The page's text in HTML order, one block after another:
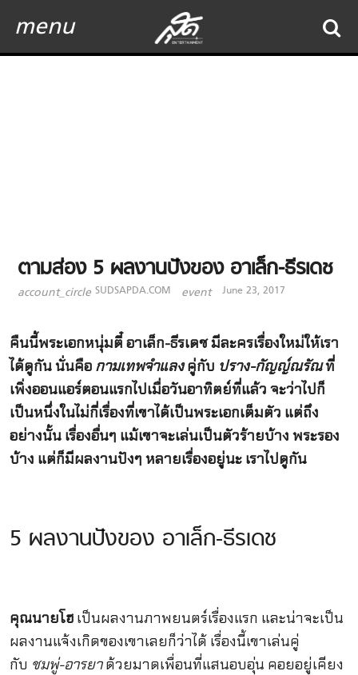
menu
ตามส่อง 5 ผลงานปังของ อาเล็ก-ธีรเดช
account_circle SUDSAPDA.COM event June 23, 2017
คืนนี้พระเอกหนุ่มตี๋ อาเล็ก-ธีรเดช มีละครเรื่องใหม่ให้เรา
ได้ดูกัน นั่นคือ กามเทพจำแลงคู่กับ ปราง-กัญญ์ณรัณที่
เพิ่งออนแอร์ตอนแรกไปเมื่อวันอาทิตย์ที่แล้ว จะว่าไปก็
เป็นหนึ่งในไม่กี่เรื่องที่เขาได้เป็นพระเอกเต็มตัว แต่ถึง
อย่างนั้น เรื่องอื่นๆ แม้เขาจะเล่นเป็นตัวร้ายบ้าง พระรอง
บ้าง แต่ก็มีผลงานปังๆ หลายเรื่องอยู่นะ เราไปดูกัน
5 ผลงานปังของ อาเล็ก-ธีรเดช
คุณนายโฮ เป็นผลงานภาพยนตร์เรื่องแรก และน่าจะเป็น
ผลงานแจ้งเกิดของเขาเลยก็ว่าได้ เรื่องนี้เขาเล่นคู่
กับ ชมพู่-อารยาด้วยมาดเพื่อนที่แสนอบอุ่น คอยอยู่เคียง